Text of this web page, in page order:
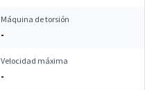
Máquina de torsión
-
Velocidad máxima
-